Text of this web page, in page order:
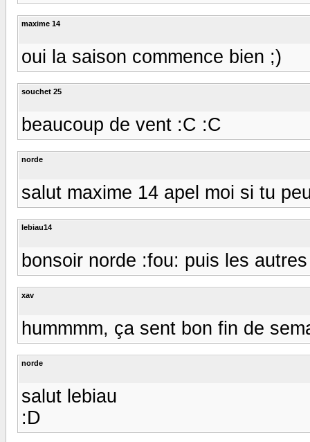
maxime 14
oui la saison commence bien ;)
souchet 25
beaucoup de vent :C :C
norde
salut maxime 14 apel moi si tu
lebiau14
bonsoir norde :fou: puis les
xav
hummmm, ça sent bon fin de
norde
salut lebiau
:D